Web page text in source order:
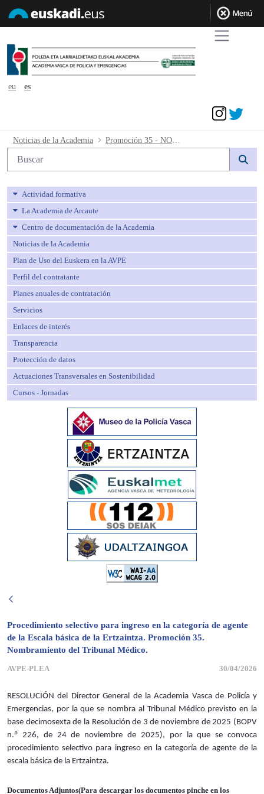
eu
es
Promoción 35 - NOMBRAMIENTO
Noticias de la Academia
Búsqueda web
Actividad formativa
La Academia de Arcaute
Centro de documentación de la Academia
Noticias de la Academia
Plan de Uso del Euskera en la AVPE
Perfil del contratante
Planes anuales de contratación
Servicios
Enlaces de interés
Transparencia
Protección de datos
Actuaciones Transversales en Sostenibilidad
Cursos - Jornadas
Procedimiento selectivo para ingreso en la categoría de agente
de la Escala básica de la Ertzaintza. Promoción 35.
Nombramiento del Tribunal Médico.
AVPE-PLEA 30/04/2026
RESOLUCIÓN del Director General de la Academia Vasca de Policía y
Emergencias, por la que se nombra al Tribunal Médico previsto en la
base decimosexta de la Resolución de 3 de noviembre de 2025 (BOPV
n.º 226, de 24 de noviembre de 2025), por la que se convoca
procedimiento selectivo para ingreso en la categoría de agente de la
escala básica de la Ertzaintza.
Documentos Adjuntos(Para descargar los documentos pinche en los